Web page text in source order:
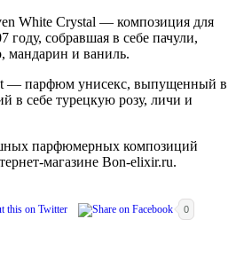
White Crystal — композиция для
году, собравшая в себе пачули,
мандарин и ваниль.
— парфюм унисекс, выпущенный в
в себе турецкую розу, личи и
парфюмерных композиций
магазине Bon-elixir.ru.
0